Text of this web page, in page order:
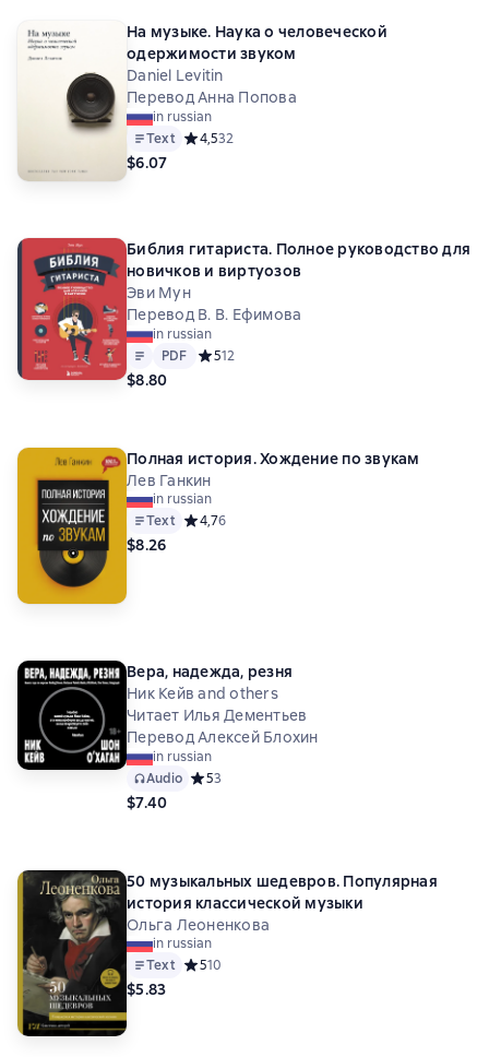
На музыке. Наука о человеческой
одержимости звуком
Daniel Levitin
Перевод Анна Попова
in russian
Text Средний рейтинг 4,5 на основе 32 оценок
4,532
$6.07
Библия гитариста. Полное руководство для
новичков и виртуозов
Эви Мун
Перевод В. В. Ефимова
in russian
Text
PDF
PDF Средний рейтинг 5 на основе 12 оценок
512
$8.80
Полная история. Хождение по звукам
Лев Ганкин
in russian
Text Средний рейтинг 4,7 на основе 6 оценок
4,76
$8.26
Вера, надежда, резня
Ник Кейв and others
Читает Илья Дементьев
Перевод Алексей Блохин
in russian
Audio Средний рейтинг 5 на основе 3 оценок
53
$7.40
50 музыкальных шедевров. Популярная
история классической музыки
Ольга Леоненкова
in russian
Text Средний рейтинг 5 на основе 10 оценок
510
$5.83